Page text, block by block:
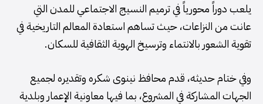
يلعب دوراً محورياً في ترميم النسيج الاجتماعي للمدن التي
عانت من النزاعات، حيث تساهم استعادة المعالم التاريخية في
تقوية الشعور بالانتماء وترسيخ الهوية الثقافية للسكان.
وفي ختام حديثه، قدم محافظ نينوى شكره وتقديره لجميع
الجهات المشاركة في المشروع، بما فيها معاونية الإعمار وبلدية